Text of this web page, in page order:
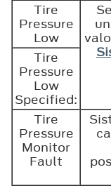
Tire
Pressure
Low
Tire
Pressure
Low
Specified:
Tire
Pressure
Monitor
Fault